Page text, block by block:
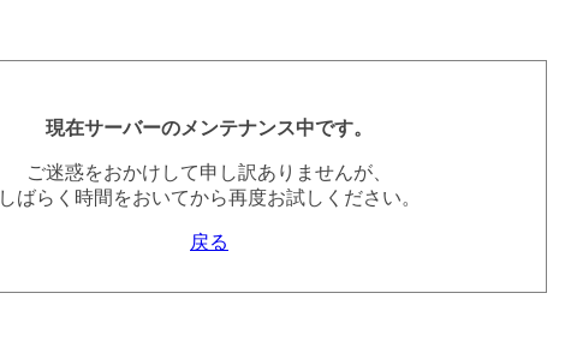
現在サーバーのメンテナンス中です。
ご迷惑をおかけして申し訳ありませんが、
しばらく時間をおいてから再度お試しください。
戻る